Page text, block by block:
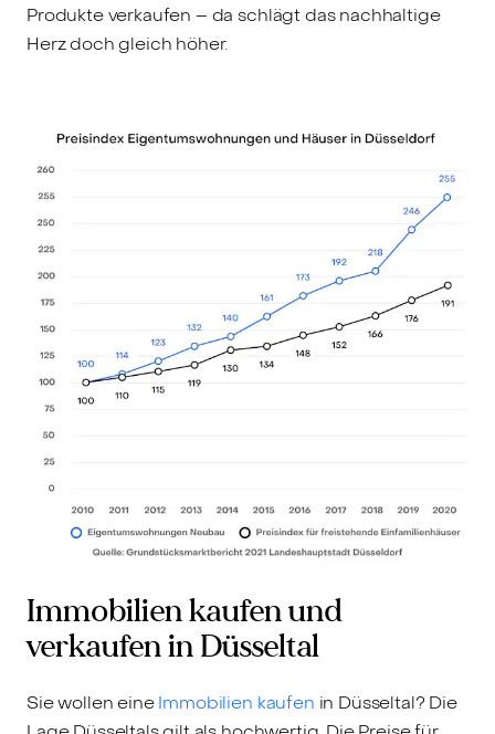
Produkte verkaufen – da schlägt das nachhaltige
Herz doch gleich höher.
Immobilien kaufen und
verkaufen in Düsseltal
Sie wollen eineImmobilien kaufen in Düsseltal? Die